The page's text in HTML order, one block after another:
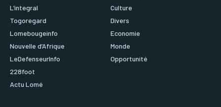
L’integral
Togoregard
Lomebougeinfo
Nouvelle d’Afrique
LeDefenseurInfo
228foot
Actu Lomé
Culture
Divers
Economie
Monde
Opportunité